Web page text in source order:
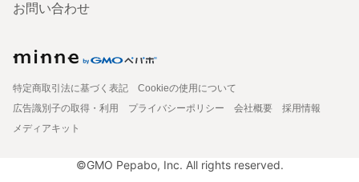
お問い合わせ
特定商取引法に基づく表記
Cookieの使用について
広告識別子の取得・利用
プライバシーポリシー 会社概要
採用情報
メディアキット
©GMO Pepabo, Inc. All rights reserved.